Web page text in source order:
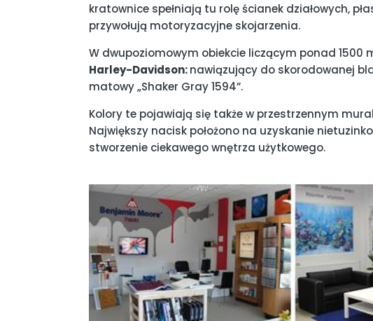
kratownice spełniają tu rolę ścianek działowych,
przywołują motoryzacyjne skojarzenia.
W dwupoziomowym obiekcie liczącym ponad 1500
Harley-Davidson:nawiązujący do skorodowanej
matowy „Shaker Gray 1594”.
Kolory te pojawiają się także w przestrzennym
Największy nacisk położono na uzyskanie
stworzenie ciekawego wnętrza użytkowego.